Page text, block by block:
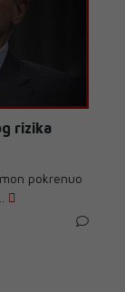
rizika
pokrenuo